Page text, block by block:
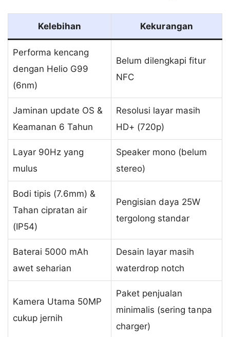
Kelebihan Kekurangan
Performa kencang
dengan Helio G99
(6nm)
Belum dilengkapi fitur
NFC
Jaminan update OS &
Keamanan 6 Tahun
Resolusi layar masih
HD+ (720p)
Layar 90Hz yang
mulus
Speaker mono (belum
stereo)
Bodi tipis (7.6mm) &
Tahan cipratan air
(IP54)
Pengisian daya 25W
tergolong standar
Baterai 5000 mAh
awet seharian
Desain layar masih
waterdrop notch
Kamera Utama 50MP
cukup jernih
Paket penjualan
minimalis (sering tanpa
charger)